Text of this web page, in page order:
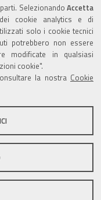
Selezionando Accetta
cookie analytics e di
solo i cookie tecnici
potrebbero non essere
modificate in qualsiasi
cookie".
la nostra Cookie
sito
Predosa